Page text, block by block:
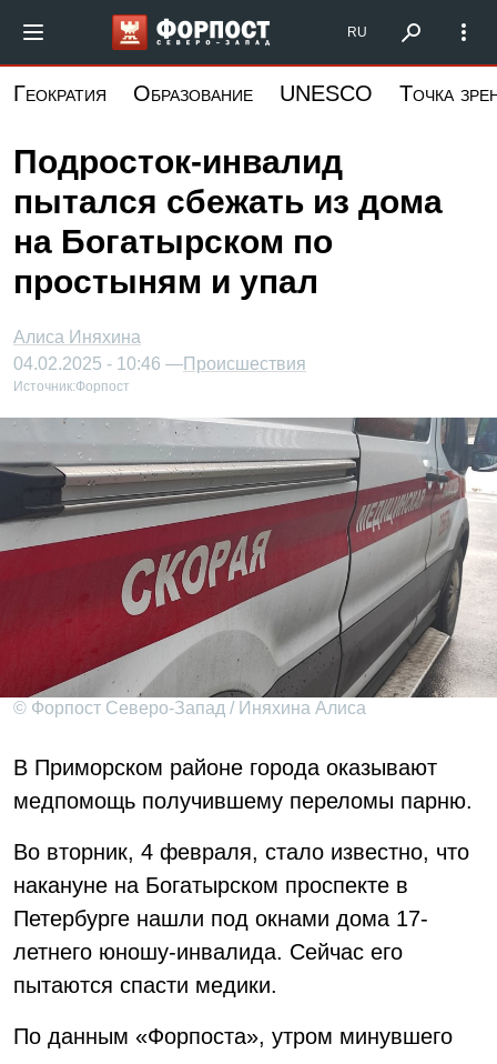
основному
Форпост Северо-Запад
RU
Геократия Образование UNESCO Точка
Подросток-инвалид
пытался сбежать из дома
на Богатырском по
простыням и упал
Алиса Иняхина
04.02.2025 - 10:46 —Происшествия
Источник:Форпост
© Форпост Северо-Запад / Иняхина Алиса
В Приморском районе города оказывают
медпомощь получившему переломы парню.
Во вторник, 4 февраля, стало известно, что
накануне на Богатырском проспекте в
Петербурге нашли под окнами дома 17-
летнего юношу-инвалида. Сейчас его
пытаются спасти медики.
По данным «Форпоста», утром минувшего